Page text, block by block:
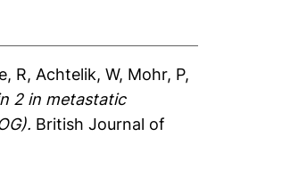
R, Achtelik, W, Mohr, P,
2 in metastatic
British Journal of